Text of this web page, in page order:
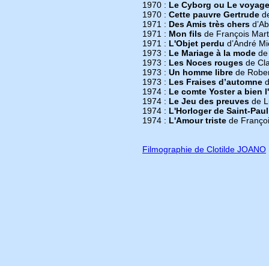
1970 : Le Cyborg ou Le
1970 : Cette pauvre Gertrude
1971 : Des Amis très chers
1971 : Mon fils de François
1971 : L'Objet perdu d’André
1973 : Le Mariage à la mode
1973 : Les Noces rouges de
1973 : Un homme libre de
1973 : Les Fraises d’automne
1974 : Le comte Yoster a bien
1974 : Le Jeu des preuves de
1974 : L'Horloger de Saint-Paul
1974 : L'Amour triste de
Filmographie de Clotilde JOANO